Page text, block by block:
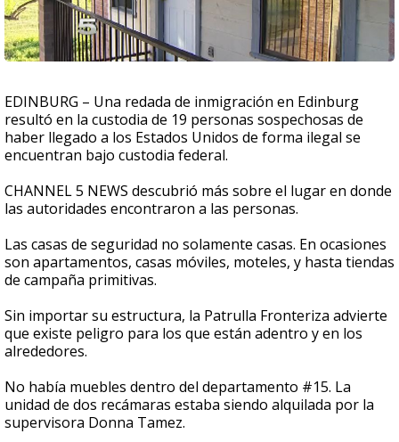
EDINBURG – Una redada de inmigración en Edinburg
resultó en la custodia de 19 personas sospechosas de
haber llegado a los Estados Unidos de forma ilegal se
encuentran bajo custodia federal.
CHANNEL 5 NEWS descubrió más sobre el lugar en donde
las autoridades encontraron a las personas.
Las casas de seguridad no solamente casas. En ocasiones
son apartamentos, casas móviles, moteles, y hasta tiendas
de campaña primitivas.
Sin importar su estructura, la Patrulla Fronteriza advierte
que existe peligro para los que están adentro y en los
alrededores.
No había muebles dentro del departamento #15. La
unidad de dos recámaras estaba siendo alquilada por la
supervisora Donna Tamez.